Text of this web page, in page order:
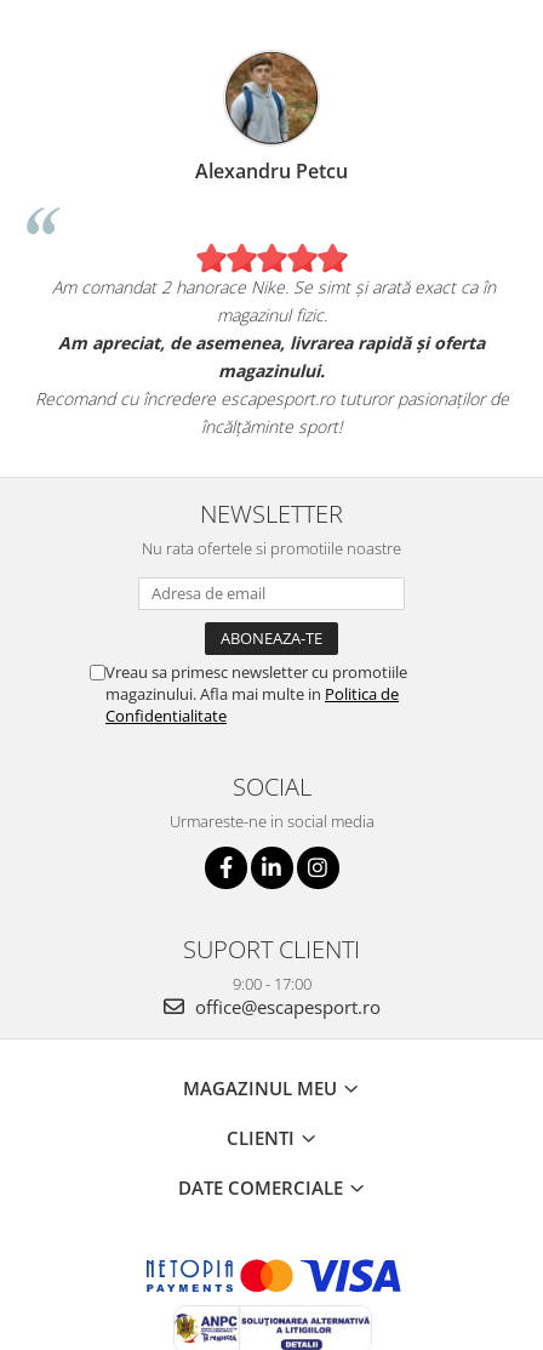
Alexandru Petcu
Am comandat 2 hanorace Nike. Se simt și arată exact ca în
magazinul fizic.
Am apreciat, de asemenea, livrarea rapidă și oferta
magazinului.
Recomand cu încredere escapesport.ro tuturor pasionaților de
încălțăminte sport!
NEWSLETTER
Nu rata ofertele si promotiile noastre
Vreau sa primesc newsletter cu promotiile
magazinului. Afla mai multe in Politica de
Confidentialitate
SOCIAL
Urmareste-ne in social media
SUPORT CLIENTI
9:00 - 17:00
office@escapesport.ro
MAGAZINUL MEU
CLIENTI
DATE COMERCIALE